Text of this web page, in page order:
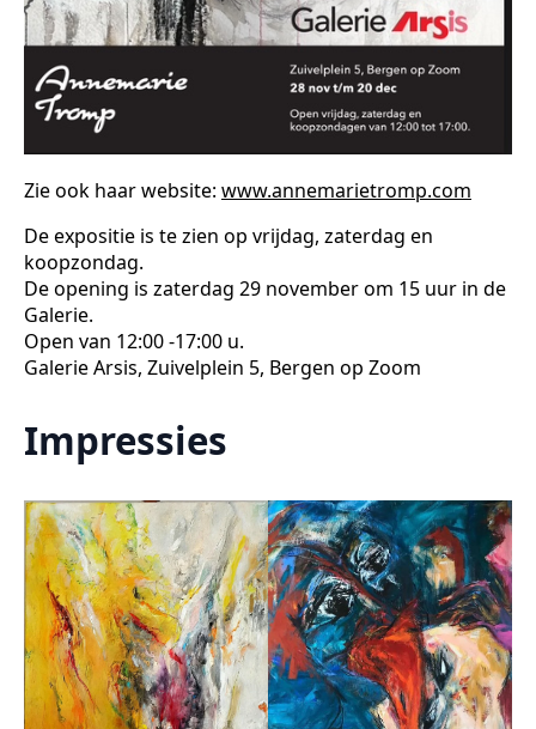
Zie ook haar website: www.annemarietromp.com
De expositie is te zien op vrijdag, zaterdag en
koopzondag.
De opening is zaterdag 29 november om 15 uur in de
Galerie.
Open van 12:00 -17:00 u.
Galerie Arsis, Zuivelplein 5, Bergen op Zoom
Impressies